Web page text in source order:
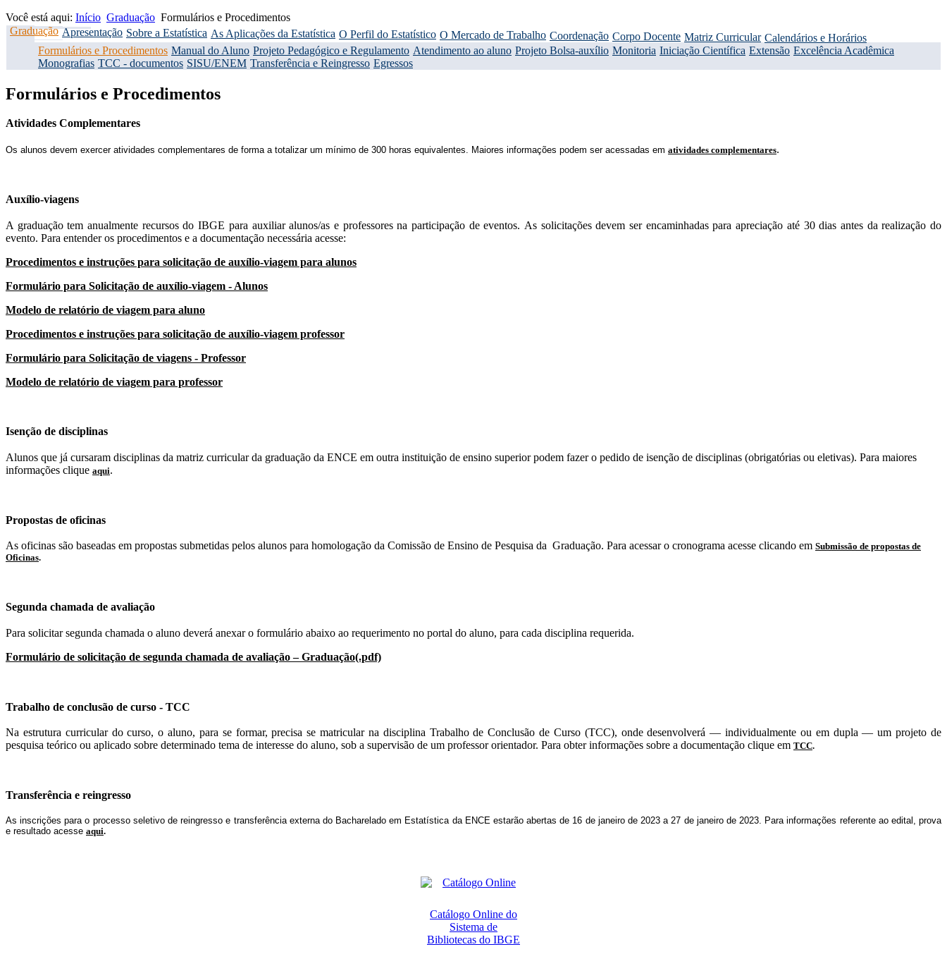
Você está aqui: Início Graduação Formulários e Procedimentos
Graduação Apresentação Sobre a Estatística As Aplicações da Estatística O Perfil do Estatístico O Mercado de Trabalho Coordenação Corpo Docente Matriz Curricular Calendários e Horários
Formulários e Procedimentos Manual do Aluno Projeto Pedagógico e Regulamento Atendimento ao aluno Projeto Bolsa-auxílio Monitoria Iniciação Científica Extensão Excelência Acadêmica
Monografias TCC - documentos SISU/ENEM Transferência e Reingresso Egressos
Formulários e Procedimentos
Atividades Complementares
Os alunos devem exercer atividades complementares de forma a totalizar um mínimo de 300 horas equivalentes. Maiores informações podem ser acessadas em atividades complementares.
Auxílio-viagens
A graduação tem anualmente recursos do IBGE para auxiliar alunos/as e professores na participação de eventos. As solicitações devem ser encaminhadas para apreciação até 30 dias antes da realização do
evento. Para entender os procedimentos e a documentação necessária acesse:
Procedimentos e instruções para solicitação de auxílio-viagem para alunos
Formulário para Solicitação de auxílio-viagem - Alunos
Modelo de relatório de viagem para aluno
Procedimentos e instruções para solicitação de auxílio-viagem professor
Formulário para Solicitação de viagens - Professor
Modelo de relatório de viagem para professor
Isenção de disciplinas
Alunos que já cursaram disciplinas da matriz curricular da graduação da ENCE em outra instituição de ensino superior podem fazer o pedido de isenção de disciplinas (obrigatórias ou eletivas). Para maiores
informações clique aqui.
Propostas de oficinas
As oficinas são baseadas em propostas submetidas pelos alunos para homologação da Comissão de Ensino de Pesquisa da Graduação. Para acessar o cronograma acesse clicando em Submissão de propostas de
Oficinas.
Segunda chamada de avaliação
Para solicitar segunda chamada o aluno deverá anexar o formulário abaixo ao requerimento no portal do aluno, para cada disciplina requerida.
Formulário de solicitação de segunda chamada de avaliação – Graduação(.pdf)
Trabalho de conclusão de curso - TCC
Na estrutura curricular do curso, o aluno, para se formar, precisa se matricular na disciplina Trabalho de Conclusão de Curso (TCC), onde desenvolverá — individualmente ou em dupla — um projeto de
pesquisa teórico ou aplicado sobre determinado tema de interesse do aluno, sob a supervisão de um professor orientador. Para obter informações sobre a documentação clique em TCC.
Transferência e reingresso
As inscrições para o processo seletivo de reingresso e transferência externa do Bacharelado em Estatística da ENCE estarão abertas de 16 de janeiro de 2023 a 27 de janeiro de 2023 . Para informações referente ao edital, prova
e resultado acesse aqui.
Catálogo Online do
Sistema de
Bibliotecas do IBGE